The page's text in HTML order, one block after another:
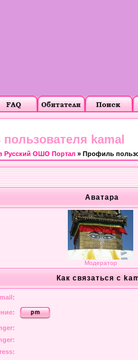
kamal
Русский ОШО Портал » Профиль
Аватара
Модератор
Как связаться с